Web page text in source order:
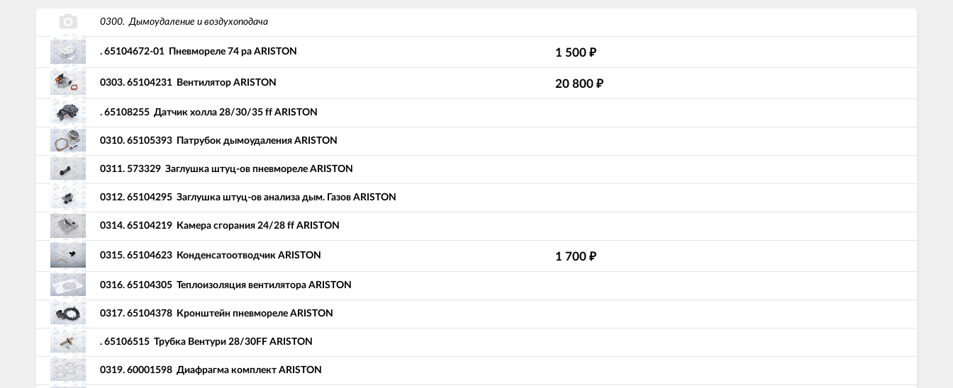
0300. Дымоудаление и воздухоподача
. 65104672-01 Пневмореле 74 pa ARISTON 1 500 ₽
0303. 65104231 Вентилятор ARISTON 20 800 ₽
. 65108255 Датчик холла 28/30/35 ff ARISTON
0310. 65105393 Патрубок дымоудаления ARISTON
0311. 573329 Заглушка штуц-ов пневмореле ARISTON
0312. 65104295 Заглушка штуц-ов анализа дым. Газов ARISTON
0314. 65104219 Камера сгорания 24/28 ff ARISTON
0315. 65104623 Конденсатоотводчик ARISTON 1 700 ₽
0316. 65104305 Теплоизоляция вентилятора ARISTON
0317. 65104378 Кронштейн пневмореле ARISTON
. 65106515 Трубка Вентури 28/30FF ARISTON
0319. 60001598 Диафрагма комплект ARISTON